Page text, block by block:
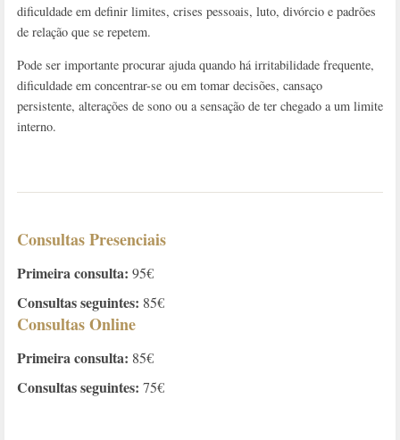
dificuldade em definir limites, crises pessoais, luto, divórcio e padrões
de relação que se repetem.
Pode ser importante procurar ajuda quando há irritabilidade frequente,
dificuldade em concentrar-se ou em tomar decisões, cansaço
persistente, alterações de sono ou a sensação de ter chegado a um limite
interno.
Consultas Presenciais
Primeira consulta: 95€
Consultas seguintes: 85€
Consultas Online
Primeira consulta: 85€
Consultas seguintes: 75€